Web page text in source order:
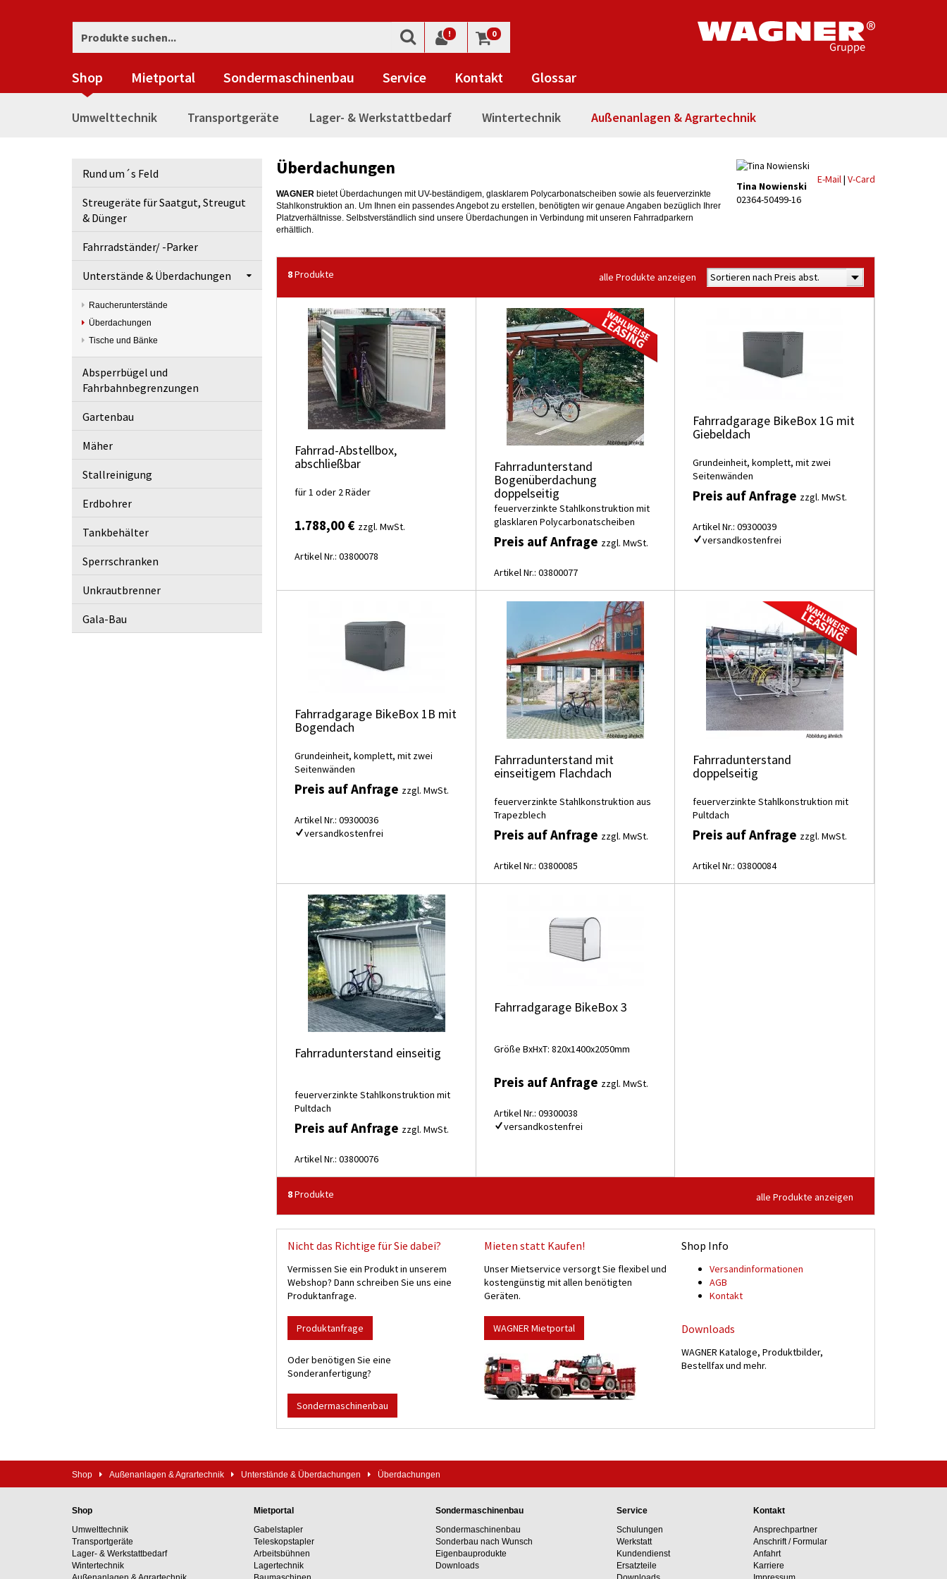
! 0
Shop Mietportal Sondermaschinenbau Service Kontakt Glossar
Umwelttechnik Transportgeräte Lager- & Werkstattbedarf Wintertechnik Außenanlagen & Agrartechnik
Rund um´s Feld
Streugeräte für Saatgut, Streugut
& Dünger
Fahrradständer/ -Parker
Unterstände & Überdachungen
Raucherunterstände
Überdachungen
Tische und Bänke
Absperrbügel und
Fahrbahnbegrenzungen
Gartenbau
Mäher
Stallreinigung
Erdbohrer
Tankbehälter
Sperrschranken
Unkrautbrenner
Gala-Bau
Überdachungen
WAGNER bietet Überdachungen mit UV-beständigem, glasklarem Polycarbonatscheiben sowie als feuerverzinkte
Stahlkonstruktion an. Um Ihnen ein passendes Angebot zu erstellen, benötigten wir genaue Angaben bezüglich Ihrer
Platzverhältnisse. Selbstverständlich sind unsere Überdachungen in Verbindung mit unseren Fahrradparkern
erhältlich.
Tina Nowienski
02364-50499-16
E-Mail| V-Card
8Produkte Sortieren nach Preis abst.
alle Produkte anzeigen
Fahrrad-Abstellbox,
abschließbar
für 1 oder 2 Räder
1.788,00 € zzgl. MwSt.
Artikel Nr.: 03800078
Fahrradunterstand
Bogenüberdachung
doppelseitig
feuerverzinkte Stahlkonstruktion mit
glasklaren Polycarbonatscheiben
Preis auf Anfrage zzgl. MwSt.
Artikel Nr.: 03800077
Fahrradgarage BikeBox 1G mit
Giebeldach
Grundeinheit, komplett, mit zwei
Seitenwänden
Preis auf Anfrage zzgl. MwSt.
Artikel Nr.: 09300039
versandkostenfrei
Fahrradgarage BikeBox 1B mit
Bogendach
Grundeinheit, komplett, mit zwei
Seitenwänden
Preis auf Anfrage zzgl. MwSt.
Artikel Nr.: 09300036
versandkostenfrei
Fahrradunterstand mit
einseitigem Flachdach
feuerverzinkte Stahlkonstruktion aus
Trapezblech
Preis auf Anfrage zzgl. MwSt.
Artikel Nr.: 03800085
Fahrradunterstand
doppelseitig
feuerverzinkte Stahlkonstruktion mit
Pultdach
Preis auf Anfrage zzgl. MwSt.
Artikel Nr.: 03800084
Fahrradunterstand einseitig
feuerverzinkte Stahlkonstruktion mit
Pultdach
Preis auf Anfrage zzgl. MwSt.
Artikel Nr.: 03800076
Fahrradgarage BikeBox 3
Größe BxHxT: 820x1400x2050mm
Preis auf Anfrage zzgl. MwSt.
Artikel Nr.: 09300038
versandkostenfrei
8Produkte alle Produkte anzeigen
Nicht das Richtige für Sie dabei?
Vermissen Sie ein Produkt in unserem
Webshop? Dann schreiben Sie uns eine
Produktanfrage.
Produktanfrage
Oder benötigen Sie eine
Sonderanfertigung?
Sondermaschinenbau
Mieten statt Kaufen!
Unser Mietservice versorgt Sie flexibel und
kostengünstig mit allen benötigten
Geräten.
WAGNER Mietportal
Shop Info
Versand­informationen
AGB
Kontakt
Downloads
WAGNER Kataloge, Produktbilder,
Bestellfax und mehr.
Shop Außenanlagen & Agrartechnik Unterstände & Überdachungen Überdachungen
Shop
Umwelttechnik
Transportgeräte
Lager- & Werkstattbedarf
Wintertechnik
Mietportal
Gabelstapler
Teleskopstapler
Arbeitsbühnen
Lagertechnik
Sondermaschinenbau
Sondermaschinenbau
Sonderbau nach Wunsch
Eigenbauprodukte
Downloads
Service
Schulungen
Werkstatt
Kundendienst
Ersatzteile
Kontakt
Ansprechpartner
Anschrift / Formular
Anfahrt
Karriere